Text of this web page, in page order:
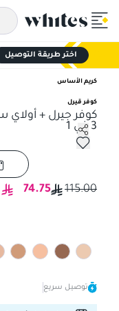
اختر طريقة التوصيل
كريم الأساس
كوفر قيرل
كوفر جيرل +
3 في 1
كوفر جيرل + أولاي
115.00
74.75
توصيل سريع